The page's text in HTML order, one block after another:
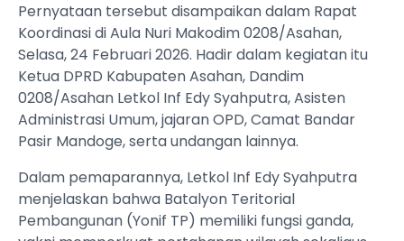
Pernyataan tersebut disampaikan dalam Rapat
Koordinasi di Aula Nuri Makodim 0208/Asahan,
Selasa, 24 Februari 2026. Hadir dalam kegiatan itu
Ketua DPRD Kabupaten Asahan, Dandim
0208/Asahan Letkol Inf Edy Syahputra, Asisten
Administrasi Umum, jajaran OPD, Camat Bandar
Pasir Mandoge, serta undangan lainnya.
Dalam pemaparannya, Letkol Inf Edy Syahputra
menjelaskan bahwa Batalyon Teritorial
Pembangunan (Yonif TP) memiliki fungsi ganda,